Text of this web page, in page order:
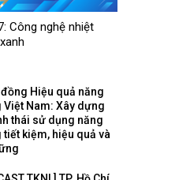
Công nghệ nhiệt
Hiệu quả năng
Việt Nam: Xây dựng
thái sử dụng năng
tiết kiệm, hiệu quả và